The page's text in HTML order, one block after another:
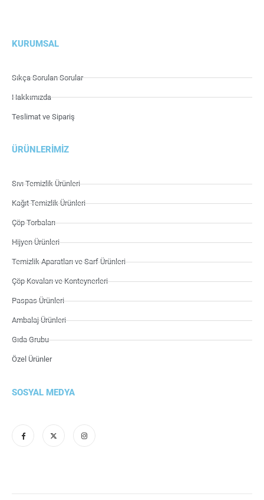
KURUMSAL
Sıkça Sorulan Sorular
Hakkımızda
Teslimat ve Sipariş
ÜRÜNLERIMIZ
Sıvı Temizlik Ürünleri
Kağıt Temizlik Ürünleri
Çöp Torbaları
Hijyen Ürünleri
Temizlik Aparatları ve Sarf Ürünleri
Çöp Kovaları ve Konteynerleri
Paspas Ürünleri
Ambalaj Ürünleri
Gıda Grubu
Özel Ürünler
SOSYAL MEDYA